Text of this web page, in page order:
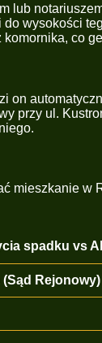
lub
wysokości
co
on
przy ul.
mieszkanie
spadku vs
(Sąd Rejonowy)